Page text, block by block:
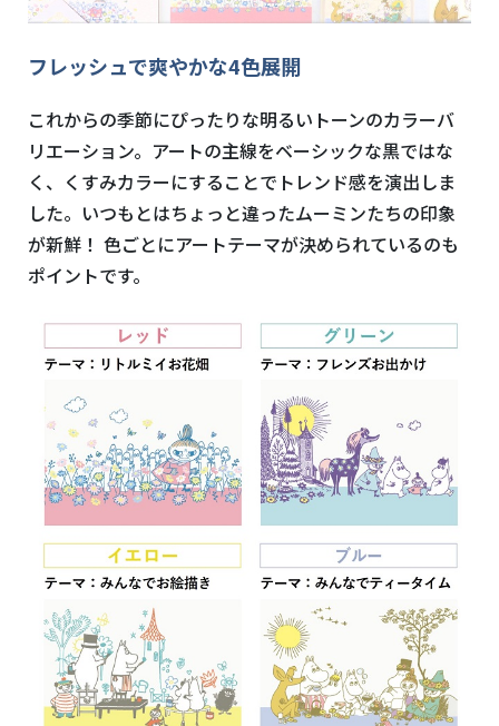
フレッシュで爽やかな4色展開
これからの季節にぴったりな明るいトーンのカラーバ
リエーション。アートの主線をベーシックな黒ではな
く、くすみカラーにすることでトレンド感を演出しま
した。いつもとはちょっと違ったムーミンたちの印象
が新鮮！ 色ごとにアートテーマが決められているのも
ポイントです。